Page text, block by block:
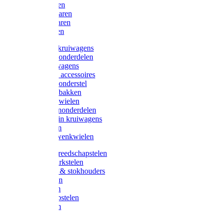
Snoeischaren
Heggenscharen
Takkenscharen
Snoeimessen
Landbouwkruiwagens
Kruiwagenonderdelen
Bouwkruiwagens
Kruiwagen accessoires
Kruiwagenonderstel
Kruiwagenbakken
Kruiwagenwielen
Steekwagenonderdelen
Huis en Tuin kruiwagens
Steekwagen
Bok- en Zwenkwielen
Overige gereedschapstelen
Bezem-/Harkstelen
Handvaten & stokhouders
Hamerstelen
Spadestelen
Graanschopstelen
Schopstelen